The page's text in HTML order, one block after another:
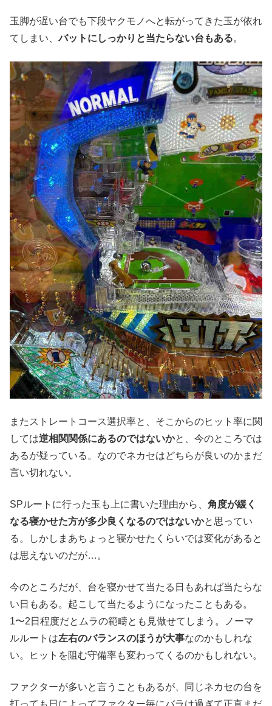
玉脚が遅い台でも下段ヤクモノへと転がってきた玉が依れ
てしまい、バットにしっかりと当たらない台もある。
またストレートコース選択率と、そこからのヒット率に関
しては逆相関関係にあるのではないかと、今のところでは
あるが疑っている。なのでネカセはどちらが良いのかまだ
言い切れない。
SPルートに行った玉も上に書いた理由から、 角度が緩く
なる寝かせた方が多少良くなるのではないかと思ってい
る。しかしまあちょっと寝かせたくらいでは変化があると
は思えないのだが…。
今のところだが、台を寝かせて当たる日もあれば当たらな
い日もある。起こして当たるようになったこともある。
1〜2日程度だとムラの範疇とも見做せてしまう。ノーマ
ルルートは左右のバランスのほうが大事なのかもしれな
い。ヒットを阻む守備率も変わってくるのかもしれない。
ファクターが多いと言うこともあるが、同じネカセの台を